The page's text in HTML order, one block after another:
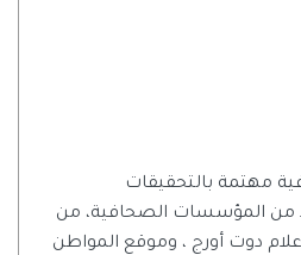
مهتمة بالتحقيقات
من المؤسسات الصحافية، من
دوت أورج ، وموقع المواطن